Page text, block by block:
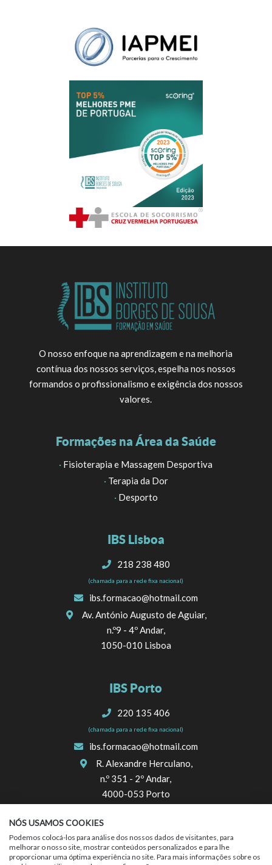
O nosso enfoque na aprendizagem e na melhoria
contínua dos nossos serviços, espelha nos nossos
formandos o profissionalismo e exigência dos nossos
valores.
Formações na Área da Saúde
· Fisioterapia e Massagem Desportiva
· Terapia da Dor
· Desporto
IBS Lisboa
218 238 480
(chamada para a rede fixa nacional)
ibs.formacao@hotmail.com
Av. António Augusto de Aguiar,
n.º9 - 4º Andar,
1050-010 Lisboa
IBS Porto
220 135 406
(chamada para a rede fixa nacional)
ibs.formacao@hotmail.com
R. Alexandre Herculano,
n.º 351 - 2º Andar,
4000-053 Porto
NÓS USAMOS COOKIES
Podemos colocá-los para análise dos nossos dados de visitantes, para
melhorar o nosso site, mostrar conteúdos personalizados e para lhe
proporcionar uma óptima experiência no site. Para mais informações sobre os